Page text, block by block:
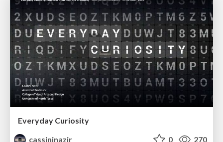
Everyday Curiosity
cassininazir
0 270